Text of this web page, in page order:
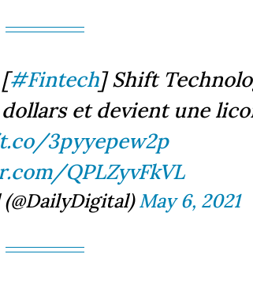
[#Fintech] Shift
et devient une
3pyyepew2p
QPLZyvFkVL
May 6, 2021